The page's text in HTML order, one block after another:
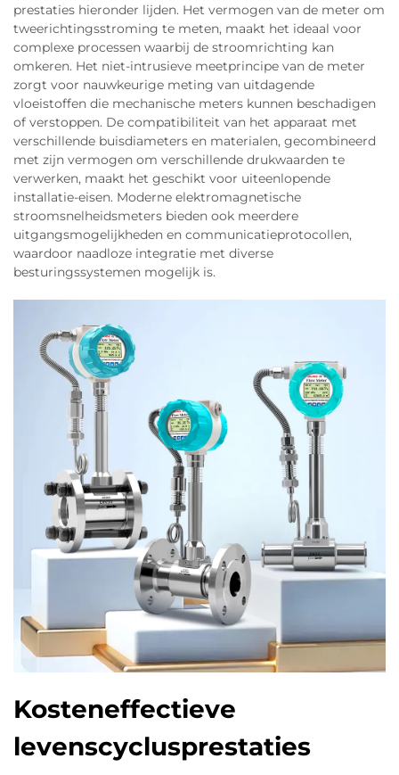
prestaties hieronder lijden. Het vermogen van de meter om
tweerichtingsstroming te meten, maakt het ideaal voor
complexe processen waarbij de stroomrichting kan
omkeren. Het niet-intrusieve meetprincipe van de meter
zorgt voor nauwkeurige meting van uitdagende
vloeistoffen die mechanische meters kunnen beschadigen
of verstoppen. De compatibiliteit van het apparaat met
verschillende buisdiameters en materialen, gecombineerd
met zijn vermogen om verschillende drukwaarden te
verwerken, maakt het geschikt voor uiteenlopende
installatie-eisen. Moderne elektromagnetische
stroomsnelheidsmeters bieden ook meerdere
uitgangsmogelijkheden en communicatieprotocollen,
waardoor naadloze integratie met diverse
besturingssystemen mogelijk is.
Kosteneffectieve
levenscyclusprestaties